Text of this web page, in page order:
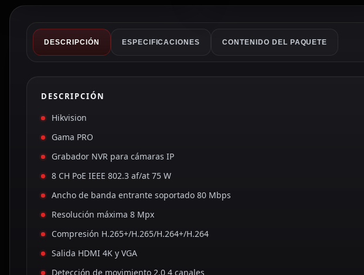
DESCRIPCIÓN ESPECIFICACIONES CONTENIDO DEL PAQUETE
DESCRIPCIÓN
Hikvision
Gama PRO
Grabador NVR para cámaras IP
8 CH PoE IEEE 802.3 af/at 75 W
Ancho de banda entrante soportado 80 Mbps
Resolución máxima 8 Mpx
Compresión H.265+/H.265/H.264+/H.264
Salida HDMI 4K y VGA
Detección de movimiento 2.0 4 canales